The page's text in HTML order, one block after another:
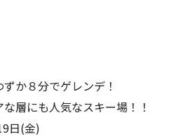
か８分でゲレンデ！
層にも人気なスキー場！！
日(金)